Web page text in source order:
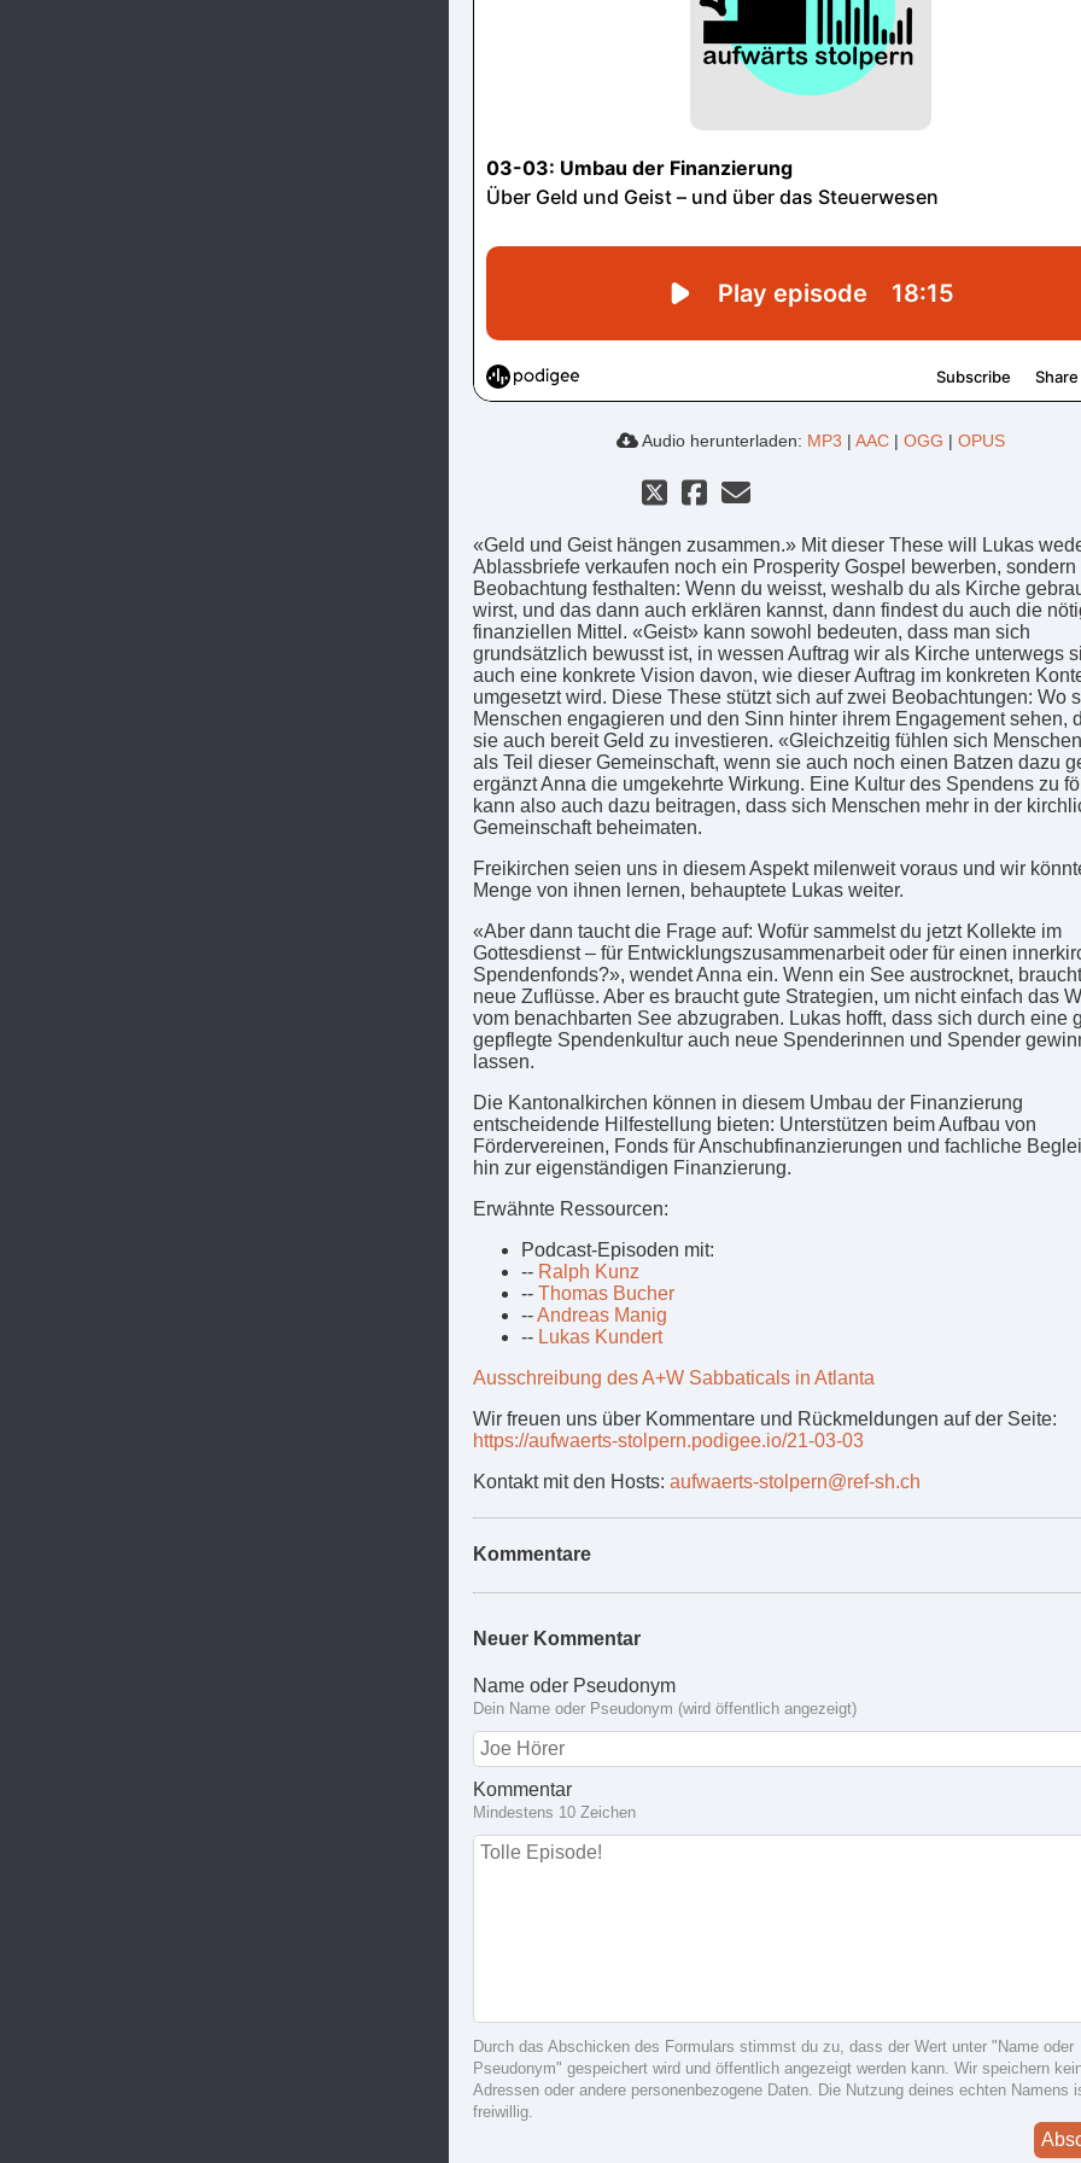
Audio herunterladen: MP3 | AAC | OGG | OPUS
«Geld und Geist hängen zusammen.» Mit dieser These will Lukas
Ablassbriefe verkaufen noch ein Prosperity Gospel bewerben, sondern
Beobachtung festhalten: Wenn du weisst, weshalb du als Kirche
wirst, und das dann auch erklären kannst, dann findest du auch die
finanziellen Mittel. «Geist» kann sowohl bedeuten, dass man sich
grundsätzlich bewusst ist, in wessen Auftrag wir als Kirche unterwegs
auch eine konkrete Vision davon, wie dieser Auftrag im konkreten
umgesetzt wird. Diese These stützt sich auf zwei Beobachtungen: Wo
Menschen engagieren und den Sinn hinter ihrem Engagement sehen,
sie auch bereit Geld zu investieren. «Gleichzeitig fühlen sich
als Teil dieser Gemeinschaft, wenn sie auch noch einen Batzen dazu
ergänzt Anna die umgekehrte Wirkung. Eine Kultur des Spendens zu
kann also auch dazu beitragen, dass sich Menschen mehr in der
Gemeinschaft beheimaten.
Freikirchen seien uns in diesem Aspekt milenweit voraus und wir
Menge von ihnen lernen, behauptete Lukas weiter.
«Aber dann taucht die Frage auf: Wofür sammelst du jetzt Kollekte im
Gottesdienst – für Entwicklungszusammenarbeit oder für einen
Spendenfonds?», wendet Anna ein. Wenn ein See austrocknet,
neue Zuflüsse. Aber es braucht gute Strategien, um nicht einfach das
vom benachbarten See abzugraben. Lukas hofft, dass sich durch eine
gepflegte Spendenkultur auch neue Spenderinnen und Spender
lassen.
Die Kantonalkirchen können in diesem Umbau der Finanzierung
entscheidende Hilfestellung bieten: Unterstützen beim Aufbau von
Fördervereinen, Fonds für Anschubfinanzierungen und fachliche
hin zur eigenständigen Finanzierung.
Erwähnte Ressourcen:
Podcast-Episoden mit:
-- Ralph Kunz
-- Thomas Bucher
--Andreas Manig
-- Lukas Kundert
Ausschreibung des A+W Sabbaticals in Atlanta
Wir freuen uns über Kommentare und Rückmeldungen auf der Seite:
https://aufwaerts-stolpern.podigee.io/21-03-03
Kontakt mit den Hosts: aufwaerts-stolpern@ref-sh.ch
Kommentare
Neuer Kommentar
Name oder Pseudonym
Dein Name oder Pseudonym (wird öffentlich angezeigt)
Kommentar
Mindestens 10 Zeichen
Durch das Abschicken des Formulars stimmst du zu, dass der Wert unter "Name oder
Pseudonym" gespeichert wird und öffentlich angezeigt werden kann. Wir speichern
Adressen oder andere personenbezogene Daten. Die Nutzung deines echten Namens
freiwillig.